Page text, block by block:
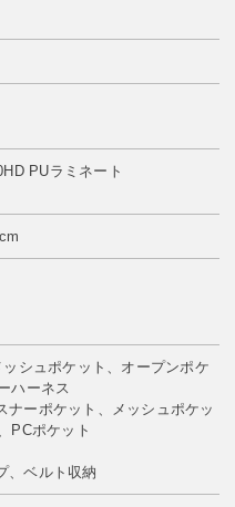
PUラミネート
シュポケット、オープンポケ
ハーネス
ーポケット、メッシュポケッ
PCポケット
ベルト収納